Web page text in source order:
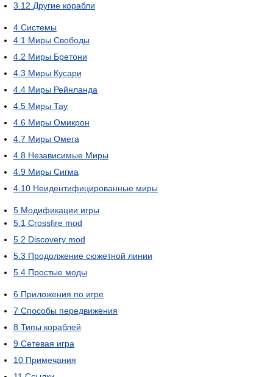
3.12 Другие корабли
4 Системы
4.1 Миры Свободы
4.2 Миры Бретони
4.3 Миры Кусари
4.4 Миры Рейнланда
4.5 Миры Тау
4.6 Миры Омикрон
4.7 Миры Омега
4.8 Независимые Миры
4.9 Миры Сигма
4.10 Неидентифицированные миры
5 Модификации игры
5.1 Crossfire mod
5.2 Discovery mod
5.3 Продолжение сюжетной линии
5.4 Простые моды
6 Приложения по игре
7 Способы передвижения
8 Типы кораблей
9 Сетевая игра
10 Примечания